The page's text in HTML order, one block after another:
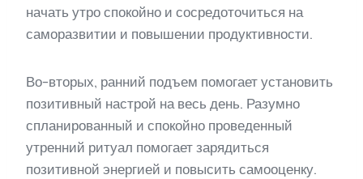
начать утро спокойно и сосредоточиться на
саморазвитии и повышении продуктивности.
Во-вторых, ранний подъем помогает установить
позитивный настрой на весь день. Разумно
спланированный и спокойно проведенный
утренний ритуал помогает зарядиться
позитивной энергией и повысить самооценку.